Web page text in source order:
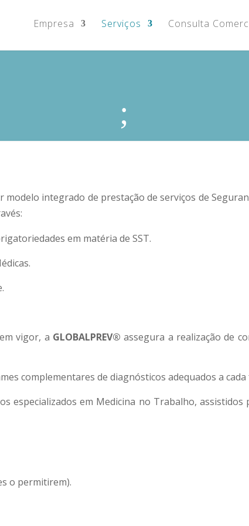
Empresa Serviços Consulta
;
modelo integrado de prestação de serviços de
em matéria de SST.
vigor, a GLOBALPREV® assegura a realização de
complementares de diagnósticos adequados a
especializados em Medicina no Trabalho,
o permitirem).